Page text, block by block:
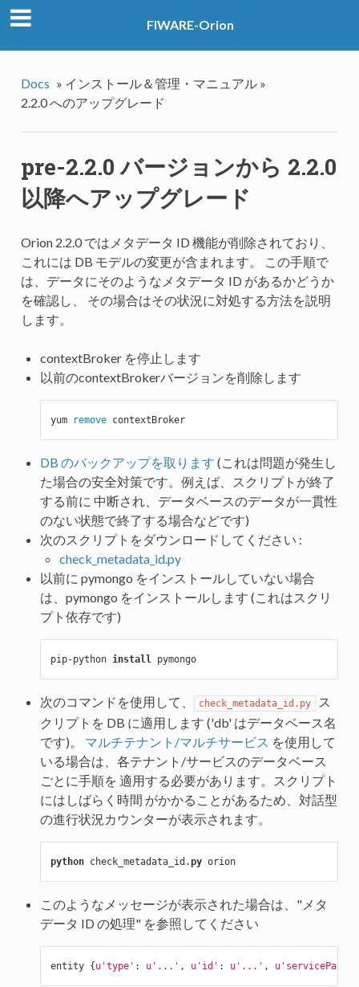
FIWARE-Orion
Docs » インストール＆管理・マニュアル »
2.2.0 へのアップグレード
pre-2.2.0 バージョンから 2.2.0
以降へアップグレード
Orion 2.2.0 ではメタデータ ID 機能が削除されており、
これには DB モデルの変更が含まれます。 この手順で
は、データにそのようなメタデータ ID があるかどうか
を確認し、 その場合はその状況に対処する方法を説明
します。
contextBroker を停止します
以前のcontextBrokerバージョンを削除します
yum remove contextBroker
DB のバックアップを取ります (これは問題が発生し
た場合の安全対策です。例えば、スクリプトが終了
する前に 中断され、データベースのデータが一貫性
のない状態で終了する場合などです)
次のスクリプトをダウンロードしてください :
check_metadata_id.py
以前に pymongo をインストールしていない場合
は、pymongo をインストールします (これはスクリ
プト依存です)
pip-python install pymongo
次のコマンドを使用して、 check_metadata_id.py
ス
クリプトを DB に適用します ('db' はデータベース名
です)。 マルチテナント/マルチサービス を使用して
いる場合は、各テナント/サービスのデータベース
ごとに手順を 適用する必要があります。スクリプト
にはしばらく時間 がかかることがあるため、対話型
の進行状況カウンターが表示されます。
python check_metadata_id.py orion
このようなメッセージが表示された場合は、"メタ
データ ID の処理" を参照してください
entity { u'type' : u'...' , u'id' : u'...' , u'servicePath'